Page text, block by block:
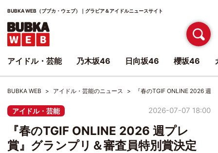
BUBKA WEB（ブブカ・ウェブ）｜グラビア＆アイドルニュースサイト
BUBKA WEB アイドル・芸能のニュース 『春のTGIF ONLINE 2026 週
アイドル・芸能 2026-07-07 18:00
『春のTGIF ONLINE 2026 週プレ
賞』グランプリ＆審査員特別賞決定
アイドル・芸能 乃木坂46 日向坂46 櫻坂46